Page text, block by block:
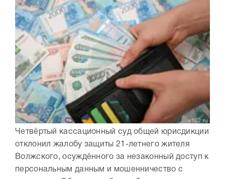
Четвёртый кассационный суд общей юрисдикции
отклонил жалобу защиты 21-летнего жителя
Волжского, осуждённого за незаконный доступ к
персональным данным и мошенничество с